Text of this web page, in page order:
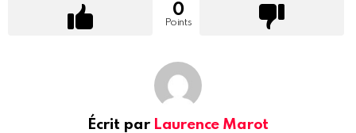
0
Points
Écrit par Laurence Marot